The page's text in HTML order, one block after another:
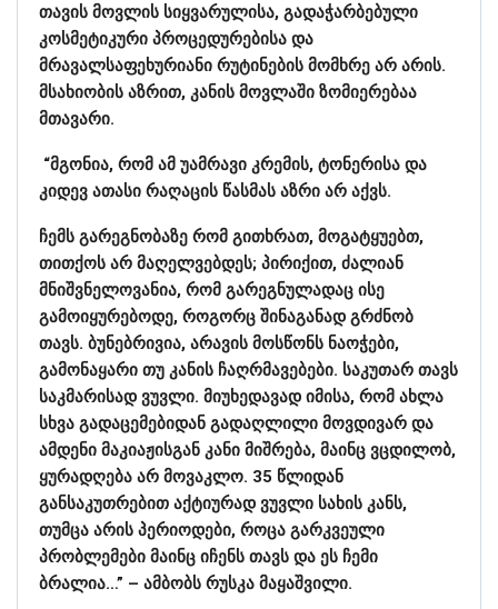
თავის მოვლის სიყვარულისა, გადაჭარბებული
კოსმეტიკური პროცედურებისა და
მრავალსაფეხურიანი რუტინების მომხრე არ არის.
მსახიობის აზრით, კანის მოვლაში ზომიერებაა
მთავარი.
“მგონია, რომ ამ უამრავი კრემის, ტონერისა და
კიდევ ათასი რაღაცის წასმას აზრი არ აქვს.
ჩემს გარეგნობაზე რომ გითხრათ, მოგატყუებთ,
თითქოს არ მაღელვებდეს; პირიქით, ძალიან
მნიშვნელოვანია, რომ გარეგნულადაც ისე
გამოიყურებოდე, როგორც შინაგანად გრძნობ
თავს. ბუნებრივია, არავის მოსწონს ნაოჭები,
გამონაყარი თუ კანის ჩაღრმავებები. საკუთარ თავს
საკმარისად ვუვლი. მიუხედავად იმისა, რომ ახლა
სხვა გადაცემებიდან გადაღლილი მოვდივარ და
ამდენი მაკიაჟისგან კანი მიშრება, მაინც ვცდილობ,
ყურადღება არ მოვაკლო. 35 წლიდან
განსაკუთრებით აქტიურად ვუვლი სახის კანს,
თუმცა არის პერიოდები, როცა გარკვეული
პრობლემები მაინც იჩენს თავს და ეს ჩემი
ბრალია…” – ამბობს რუსკა მაყაშვილი.